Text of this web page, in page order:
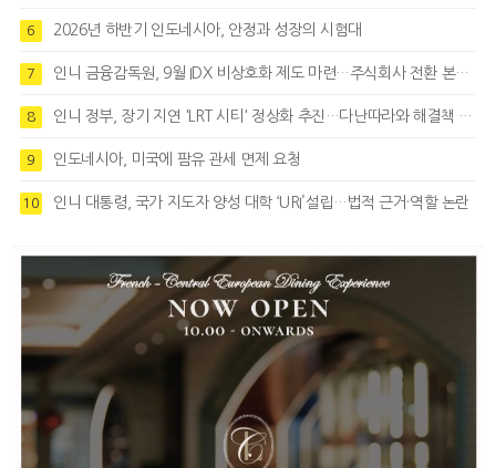
6 2026년 하반기 인도네시아, 안정과 성장의 시험대
7 인니 금융감독원, 9월 IDX 비상호화 제도 마련…주식회사 전환 본격화
8 인니 정부, 장기 지연 'LRT 시티' 정상화 추진…다난따라와 해결책 모색
9 인도네시아, 미국에 팜유 관세 면제 요청
10 인니 대통령, 국가 지도자 양성 대학 ‘URI’설립…법적 근거·역할 논란